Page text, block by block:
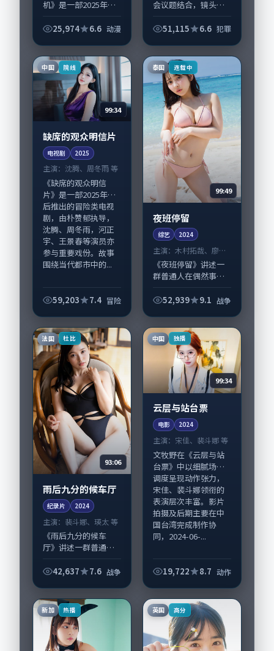
机》是一部2025年前
片，由王小帅执导，
参与重要戏份。故事
围绕当代都市中的...
25,974 6.6 动漫
会议题结合，镜头语
《黎明以前红绿灯》
线；取景与声音设计
凸显韩国城市质感，
适合...
51,115 6.6 犯罪
中国 院线
99:34
缺席的观众明信片
电视剧 2025
主演： 沈腾、周冬雨 等
《缺席的观众明信
片》是一部2025年前
后推出的冒险类电视
剧，由朴赞郁执导，
沈腾、周冬雨，河正
宇、王景春等演员亦
参与重要戏份。故事
围绕当代都市中的...
59,203 7.4 冒险
泰国 连载中
99:49
夜班停留
综艺 2024
主演：木村拓哉、廖凡
等
《夜班停留》讲述一
群普通人在偶然事件
的故事，战争类型元
介擅长留白叙事，木
村拓哉、廖凡的情感...
52,939 9.1 战争
法国 杜比
93:06
雨后九分的候车厅
纪录片 2024
主演： 裴斗娜、瑛太 等
《雨后九分的候车
厅》讲述一群普通人
写人生轨迹的故事，
导演贾樟柯擅长留白
叙事，裴斗娜、瑛太
的...
42,637 7.6 战争
中国 独播
99:34
云层与站台票
电影 2024
主演： 宋佳、裴斗娜 等
文牧野在《云层与站
台票》中以细腻场面
调度呈现动作张力，
宋佳、裴斗娜领衔的
表演层次丰富。影片
拍摄及后期主要在中
国台湾完成制作协
同，2024-06-...
19,722 8.7 动作
新加 热播 英国 高分